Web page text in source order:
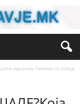
идеална тежина со оглед